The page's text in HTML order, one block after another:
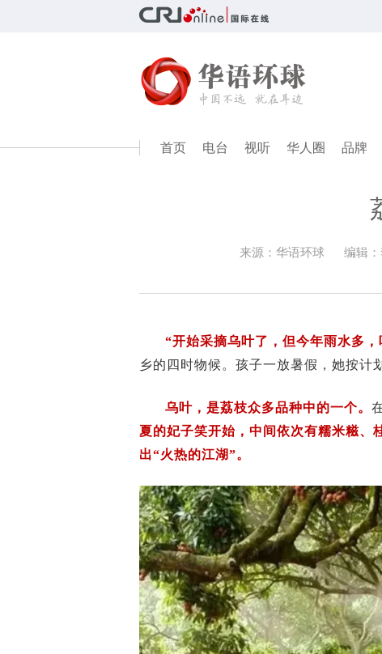
首页 电台 视听 华人圈 品牌
来源：华语环球 编辑
“开始采摘乌叶了，但今年雨水多
乡的四时物候。孩子一放暑假，她按计
乌叶，是荔枝众多品种中的一个。
夏的妃子笑开始，中间依次有糯米糍、
出“火热的江湖”。